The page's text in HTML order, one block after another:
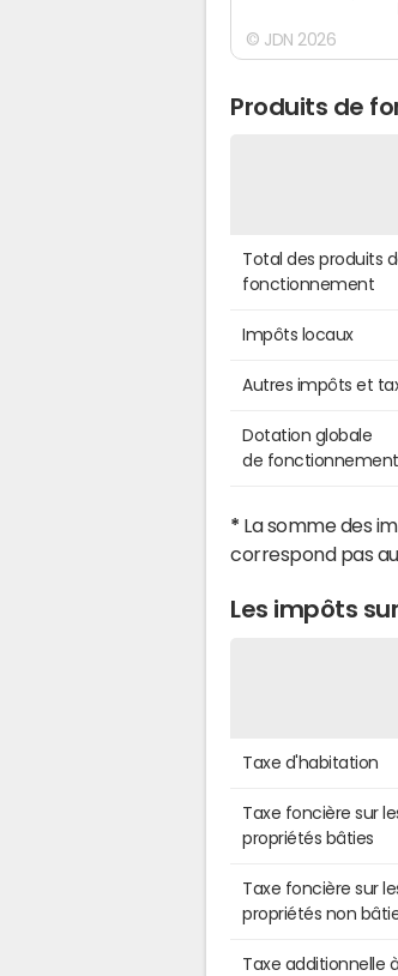
© JDN 2026
Produits de
Total des produits
fonctionnement
Impôts locaux
Autres impôts et
Dotation globale
de fonctionnement
* La somme des
correspond pas
Les impôts
Taxe d'habitation
Taxe foncière sur
propriétés bâties
Taxe foncière sur
propriétés non
Taxe additionnelle